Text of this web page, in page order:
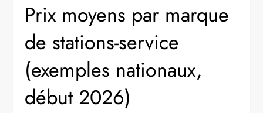
Prix moyens par marque
de stations-service
(exemples nationaux,
début 2026)